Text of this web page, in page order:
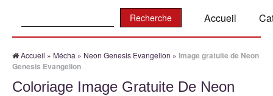
Accueil
Accueil » Mécha » Neon Genesis Evangelion » Image gratuite de Neon
Genesis Evangelion
Coloriage Image Gratuite De Neon